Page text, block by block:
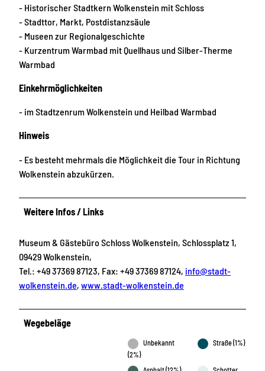
- Historischer Stadtkern Wolkenstein mit Schloss
- Stadttor, Markt, Postdistanzsäule
- Museen zur Regionalgeschichte
- Kurzentrum Warmbad mit Quellhaus und Silber-Therme
Warmbad
Einkehrmöglichkeiten
- im Stadtzenrum Wolkenstein und Heilbad Warmbad
Hinweis
- Es besteht mehrmals die Möglichkeit die Tour in Richtung
Wolkenstein abzukürzen.
Weitere Infos / Links
Museum & Gästebüro Schloss Wolkenstein, Schlossplatz 1,
09429 Wolkenstein,
Tel.: +49 37369 87123, Fax: +49 37369 87124, info@stadt-
wolkenstein.de, www.stadt-wolkenstein.de
Wegebeläge
Unbekannt
(2%)
Straße (1%)